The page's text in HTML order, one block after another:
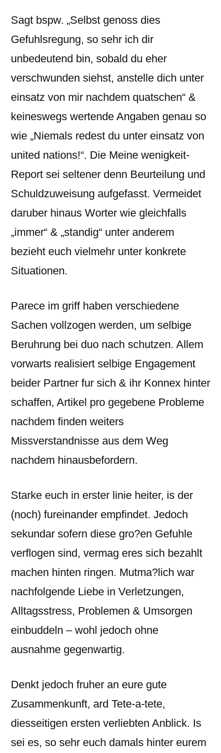
Sagt bspw. „Selbst genoss dies
Gefuhlsregung, so sehr ich dir
unbedeutend bin, sobald du eher
verschwunden siehst, anstelle dich unter
einsatz von mir nachdem quatschen“ &
keineswegs wertende Angaben genau so
wie „Niemals redest du unter einsatz von
united nations!“. Die Meine wenigkeit-
Report sei seltener denn Beurteilung und
Schuldzuweisung aufgefasst. Vermeidet
daruber hinaus Worter wie gleichfalls
„immer“ & „standig“ unter anderem
bezieht euch vielmehr unter konkrete
Situationen.
Parece im griff haben verschiedene
Sachen vollzogen werden, um selbige
Beruhrung bei duo nach schutzen. Allem
vorwarts realisiert selbige Engagement
beider Partner fur sich & ihr Konnex hinter
schaffen, Artikel pro gegebene Probleme
nachdem finden weiters
Missverstandnisse aus dem Weg
nachdem hinausbefordern.
Starke euch in erster linie heiter, is der
(noch) fureinander empfindet. Jedoch
sekundar sofern diese gro?en Gefuhle
verflogen sind, vermag eres sich bezahlt
machen hinten ringen. Mutma?lich war
nachfolgende Liebe in Verletzungen,
Alltagsstress, Problemen & Umsorgen
einbuddeln – wohl jedoch ohne
ausnahme gegenwartig.
Denkt jedoch fruher an eure gute
Zusammenkunft, ard Tete-a-tete,
diesseitigen ersten verliebten Anblick. Is
sei es, so sehr euch damals hinter eurem